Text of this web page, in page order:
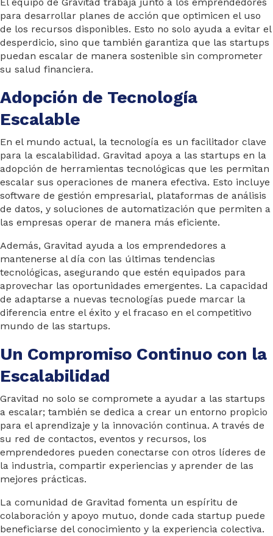
para desarrollar planes de acción que optimicen el uso
de los recursos disponibles. Esto no solo ayuda a evitar el
desperdicio, sino que también garantiza que las startups
puedan escalar de manera sostenible sin comprometer
su salud financiera.
Adopción de Tecnología
Escalable
En el mundo actual, la tecnología es un facilitador clave
para la escalabilidad. Gravitad apoya a las startups en la
adopción de herramientas tecnológicas que les permitan
escalar sus operaciones de manera efectiva. Esto incluye
software de gestión empresarial, plataformas de análisis
de datos, y soluciones de automatización que permiten a
las empresas operar de manera más eficiente.
Además, Gravitad ayuda a los emprendedores a
mantenerse al día con las últimas tendencias
tecnológicas, asegurando que estén equipados para
aprovechar las oportunidades emergentes. La capacidad
de adaptarse a nuevas tecnologías puede marcar la
diferencia entre el éxito y el fracaso en el competitivo
mundo de las startups.
Un Compromiso Continuo con la
Escalabilidad
Gravitad no solo se compromete a ayudar a las startups
a escalar; también se dedica a crear un entorno propicio
para el aprendizaje y la innovación continua. A través de
su red de contactos, eventos y recursos, los
emprendedores pueden conectarse con otros líderes de
la industria, compartir experiencias y aprender de las
mejores prácticas.
La comunidad de Gravitad fomenta un espíritu de
colaboración y apoyo mutuo, donde cada startup puede
beneficiarse del conocimiento y la experiencia colectiva.